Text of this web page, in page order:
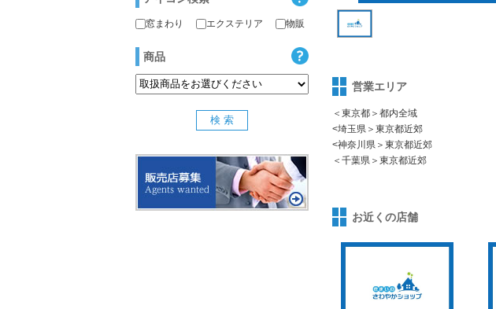
営業エリア
＜東京都＞都内全域
<埼玉県＞東京都近郊
<神奈川県＞東京都近郊
＜千葉県＞東京都近郊
お近くの店舗
窓まわり エクステリア 物販
商品